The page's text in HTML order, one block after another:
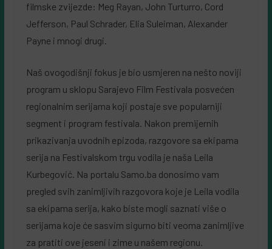
filmske zvijezde: Meg Rayan, John Turturro, Cord
Jefferson, Paul Schrader, Elia Suleiman, Alexander
Payne i mnogi drugi.
Naš ovogodišnji fokus je bio usmjeren na nešto noviji
program u sklopu Sarajevo Film Festivala posvećen
regionalnim serijama koji postaje sve popularniji
segment i program festivala. Nakon premijernih
prikazivanja uvodnih epizoda, razgovore sa ekipama
serija na Festivalskom trgu vodila je naša Leila
Kurbegović. Na portalu Samo.ba donosimo vam
pregled svih zanimljivih razgovora koje je Leila vodila
sa ekipama serija, kako biste mogli saznati više o
serijama koje će sasvim sigurno biti veoma zanimljive
za pratiti ove jeseni i zime u našem regionu.